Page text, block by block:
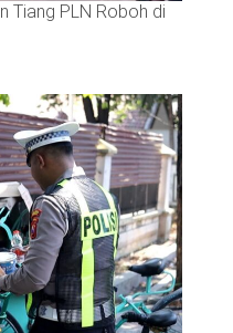
Tiang PLN Roboh di